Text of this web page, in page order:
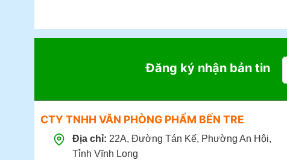
Đăng ký nhận bản tin
CTY TNHH VĂN PHÒNG PHẨM BẾN TRE
Địa chỉ: 22A, Đường Tán Kế, Phường An Hội,
Tỉnh Vĩnh Long